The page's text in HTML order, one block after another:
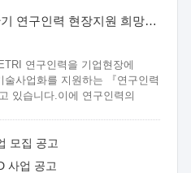
2026년도 하반기 연구인력 현장지원 희망기업 신청/접수
연구인력을 기업현장에
사업화를 지원하는 『연구인력
있습니다.이에 연구인력의
에 파견. 기술지원을
모집 공고
사업 공고